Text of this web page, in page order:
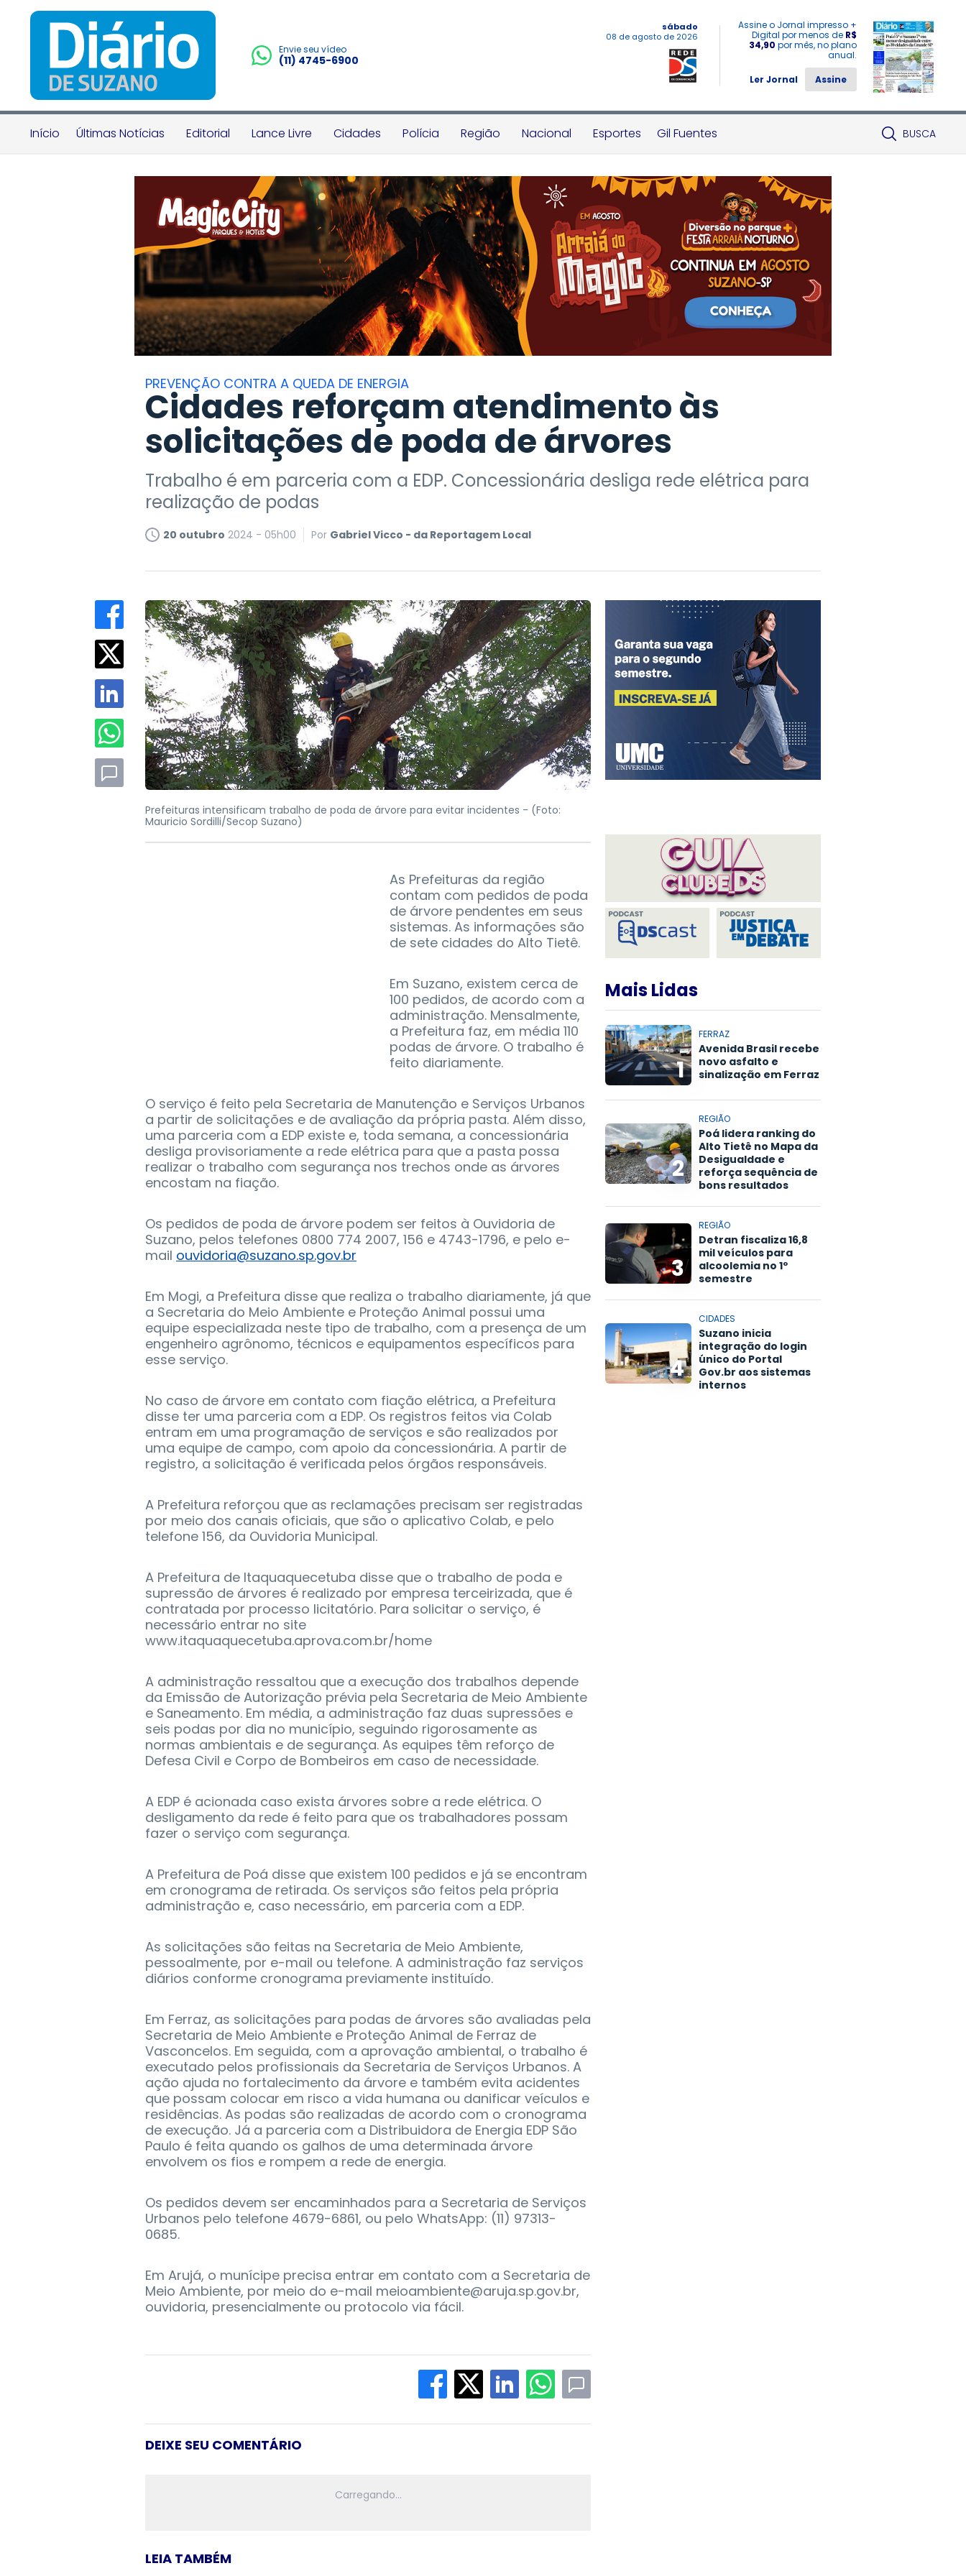
Envie seu vídeo
(11) 4745-6900
sábado
08 de agosto de 2026
Assine o Jornal impresso +
Digital por menos de R$
34,90 por mês, no plano
anual.
Ler Jornal
Assine
Início Últimas Notícias Editorial Lance Livre Cidades Polícia Região Nacional Esportes Gil Fuentes BUSCA
PREVENÇÃO CONTRA A QUEDA DE ENERGIA
Cidades reforçam atendimento às
solicitações de poda de árvores
Trabalho é em parceria com a EDP. Concessionária desliga rede elétrica para
realização de podas
20 outubro 2024 - 05h00 Por Gabriel Vicco - da Reportagem Local
Prefeituras intensificam trabalho de poda de árvore para evitar incidentes - (Foto:
Mauricio Sordilli/Secop Suzano)
As Prefeituras da região
contam com pedidos de poda
de árvore pendentes em seus
sistemas. As informações são
de sete cidades do Alto Tietê.
Em Suzano, existem cerca de
100 pedidos, de acordo com a
administração. Mensalmente,
a Prefeitura faz, em média 110
podas de árvore. O trabalho é
feito diariamente.
O serviço é feito pela Secretaria de Manutenção e Serviços Urbanos
a partir de solicitações e de avaliação da própria pasta. Além disso,
uma parceria com a EDP existe e, toda semana, a concessionária
desliga provisoriamente a rede elétrica para que a pasta possa
realizar o trabalho com segurança nos trechos onde as árvores
encostam na fiação.
Os pedidos de poda de árvore podem ser feitos à Ouvidoria de
Suzano, pelos telefones 0800 774 2007, 156 e 4743-1796, e pelo e-
mail ouvidoria@suzano.sp.gov.br
Em Mogi, a Prefeitura disse que realiza o trabalho diariamente, já que
a Secretaria do Meio Ambiente e Proteção Animal possui uma
equipe especializada neste tipo de trabalho, com a presença de um
engenheiro agrônomo, técnicos e equipamentos específicos para
esse serviço.
No caso de árvore em contato com fiação elétrica, a Prefeitura
disse ter uma parceria com a EDP. Os registros feitos via Colab
entram em uma programação de serviços e são realizados por
uma equipe de campo, com apoio da concessionária. A partir de
registro, a solicitação é verificada pelos órgãos responsáveis.
A Prefeitura reforçou que as reclamações precisam ser registradas
por meio dos canais oficiais, que são o aplicativo Colab, e pelo
telefone 156, da Ouvidoria Municipal.
A Prefeitura de Itaquaquecetuba disse que o trabalho de poda e
supressão de árvores é realizado por empresa terceirizada, que é
contratada por processo licitatório. Para solicitar o serviço, é
necessário entrar no site
www.itaquaquecetuba.aprova.com.br/home
A administração ressaltou que a execução dos trabalhos depende
da Emissão de Autorização prévia pela Secretaria de Meio Ambiente
e Saneamento. Em média, a administração faz duas supressões e
seis podas por dia no município, seguindo rigorosamente as
normas ambientais e de segurança. As equipes têm reforço de
Defesa Civil e Corpo de Bombeiros em caso de necessidade.
A EDP é acionada caso exista árvores sobre a rede elétrica. O
desligamento da rede é feito para que os trabalhadores possam
fazer o serviço com segurança.
A Prefeitura de Poá disse que existem 100 pedidos e já se encontram
em cronograma de retirada. Os serviços são feitos pela própria
administração e, caso necessário, em parceria com a EDP.
As solicitações são feitas na Secretaria de Meio Ambiente,
pessoalmente, por e-mail ou telefone. A administração faz serviços
diários conforme cronograma previamente instituído.
Em Ferraz, as solicitações para podas de árvores são avaliadas pela
Secretaria de Meio Ambiente e Proteção Animal de Ferraz de
Vasconcelos. Em seguida, com a aprovação ambiental, o trabalho é
executado pelos profissionais da Secretaria de Serviços Urbanos. A
ação ajuda no fortalecimento da árvore e também evita acidentes
que possam colocar em risco a vida humana ou danificar veículos e
residências. As podas são realizadas de acordo com o cronograma
de execução. Já a parceria com a Distribuidora de Energia EDP São
Paulo é feita quando os galhos de uma determinada árvore
envolvem os fios e rompem a rede de energia.
Os pedidos devem ser encaminhados para a Secretaria de Serviços
Urbanos pelo telefone 4679-6861, ou pelo WhatsApp: (11) 97313-
0685.
Em Arujá, o munícipe precisa entrar em contato com a Secretaria de
Meio Ambiente, por meio do e-mail meioambiente@aruja.sp.gov.br,
ouvidoria, presencialmente ou protocolo via fácil.
DEIXE SEU COMENTÁRIO
LEIA TAMBÉM
Mais Lidas
1
FERRAZ
Avenida Brasil recebe
novo asfalto e
sinalização em Ferraz
2
REGIÃO
Poá lidera ranking do
Alto Tietê no Mapa da
Desigualdade e
reforça sequência de
bons resultados
3
REGIÃO
Detran fiscaliza 16,8
mil veículos para
alcoolemia no 1º
semestre
4
CIDADES
Suzano inicia
integração do login
único do Portal
Gov.br aos sistemas
internos